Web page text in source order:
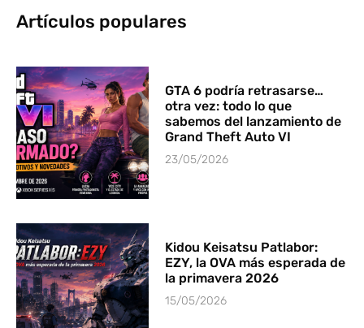
Artículos populares
GTA 6 podría retrasarse…
otra vez: todo lo que
sabemos del lanzamiento de
Grand Theft Auto VI
23/05/2026
Kidou Keisatsu Patlabor:
EZY, la OVA más esperada de
la primavera 2026
15/05/2026